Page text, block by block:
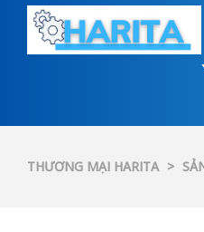
THƯƠNG MẠI HARITA >